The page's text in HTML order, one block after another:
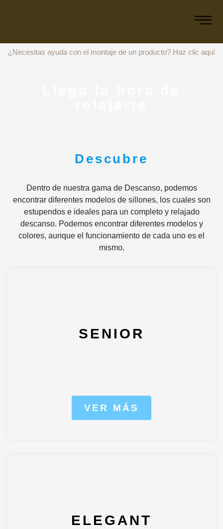
¿Necesitas ayuda con el montaje de un producto? Haz clic aquí
Descubre
Dentro de nuestra gama de Descanso, podemos
encontrar diferentes modelos de sillones, los cuales son
estupendos e ideales para un completo y relajado
descanso. Podemos encontrar diferentes modelos y
colores, aunque el funcionamiento de cada uno es el
mismo.
SENIOR
VER MÁS
ELEGANT